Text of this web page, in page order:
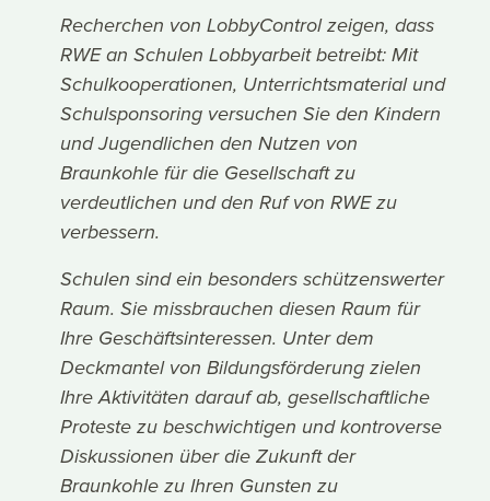
Recherchen von LobbyControl zeigen, dass
RWE an Schulen Lobbyarbeit betreibt: Mit
Schulkooperationen, Unterrichtsmaterial und
Schulsponsoring versuchen Sie den Kindern
und Jugendlichen den Nutzen von
Braunkohle für die Gesellschaft zu
verdeutlichen und den Ruf von RWE zu
verbessern.
Schulen sind ein besonders schützenswerter
Raum. Sie missbrauchen diesen Raum für
Ihre Geschäftsinteressen. Unter dem
Deckmantel von Bildungsförderung zielen
Ihre Aktivitäten darauf ab, gesellschaftliche
Proteste zu beschwichtigen und kontroverse
Diskussionen über die Zukunft der
Braunkohle zu Ihren Gunsten zu